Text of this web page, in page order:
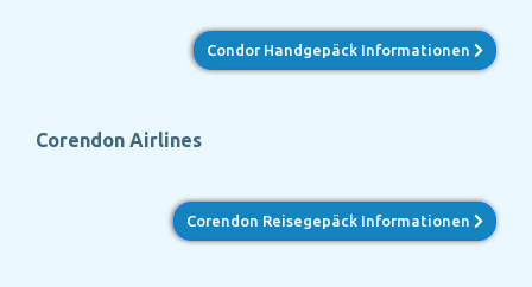
Condor Handgepäck Informationen
Corendon Airlines
Corendon Reisegepäck Informationen